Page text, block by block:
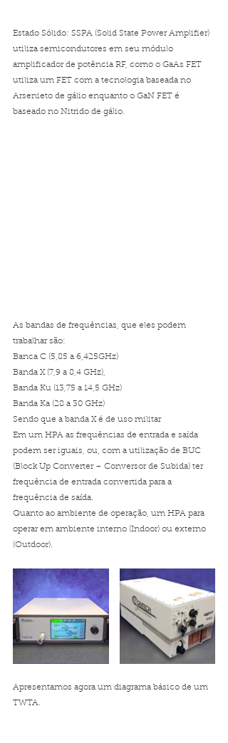
Estado Sólido: SSPA (Solid State Power Amplifier)
utiliza semicondutores em seu módulo
amplificador de potência RF, como o GaAs FET
utiliza um FET com a tecnologia baseada no
Arsenieto de gálio enquanto o GaN FET é
baseado no Nitrido de gálio.
As bandas de frequências, que eles podem
trabalhar são:
Banca C (5,85 a 6,425GHz)
Banda X (7,9 a 8,4 GHz),
Banda Ku (13,75 a 14,5 GHz)
Banda Ka (28 a 30 GHz)
Sendo que a banda X é de uso militar
Em um HPA as frequências de entrada e saída
podem ser iguais, ou, com a utilização de BUC
(Block Up Converter – Conversor de Subida) ter
frequência de entrada convertida para a
frequência de saída.
Quanto ao ambiente de operação, um HPA para
operar em ambiente interno (Indoor) ou externo
(Outdoor).
Apresentamos agora um diagrama básico de um
TWTA.